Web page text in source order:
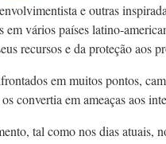
e outras
vários países latino-
recursos e da proteção aos
em muitos pontos,
convertia em ameaças aos
tal como nos dias atuais,